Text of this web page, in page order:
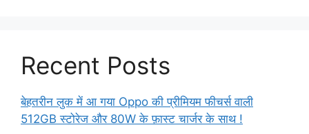
Recent Posts
बेहतरीन लुक में आ गया Oppo की प्रीमियम फीचर्स वाली
512GB स्टोरेज और 80W के फ़ास्ट चार्जर के साथ !